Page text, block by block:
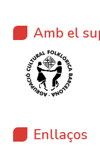
Amb el
Enllaços